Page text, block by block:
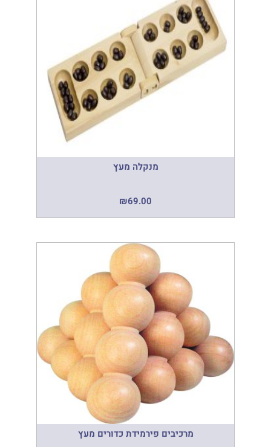
מנקלה מעץ
₪69.00
מרכיבים פירמידת כדורים מעץ